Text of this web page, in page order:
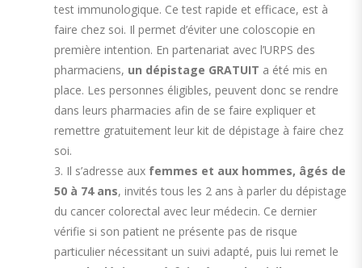
test immunologique. Ce test rapide et efficace, est à
faire chez soi. Il permet d’éviter une coloscopie en
première intention. En partenariat avec l’URPS des
pharmaciens, un dépistage GRATUIT a été mis en
place. Les personnes éligibles, peuvent donc se rendre
dans leurs pharmacies afin de se faire expliquer et
remettre gratuitement leur kit de dépistage à faire chez
soi.
Il s’adresse aux femmes et aux hommes, âgés de
50 à 74 ans, invités tous les 2 ans à parler du dépistage
du cancer colorectal avec leur médecin. Ce dernier
vérifie si son patient ne présente pas de risque
particulier nécessitant un suivi adapté, puis lui remet le